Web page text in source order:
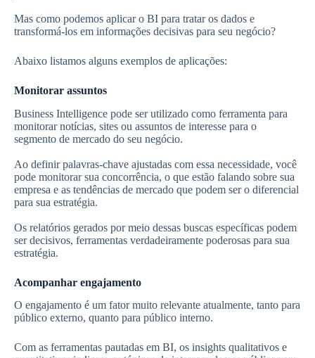
Mas como podemos aplicar o BI para tratar os dados e
transformá-los em informações decisivas para seu negócio?
Abaixo listamos alguns exemplos de aplicações:
Monitorar assuntos
Business Intelligence pode ser utilizado como ferramenta para
monitorar notícias, sites ou assuntos de interesse para o
segmento de mercado do seu negócio.
Ao definir palavras-chave ajustadas com essa necessidade, você
pode monitorar sua concorrência, o que estão falando sobre sua
empresa e as tendências de mercado que podem ser o diferencial
para sua estratégia.
Os relatórios gerados por meio dessas buscas específicas podem
ser decisivos, ferramentas verdadeiramente poderosas para sua
estratégia.
Acompanhar engajamento
O engajamento é um fator muito relevante atualmente, tanto para
público externo, quanto para público interno.
Com as ferramentas pautadas em BI, os insights qualitativos e